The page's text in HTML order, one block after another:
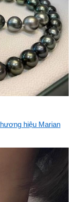
hiệu Marian